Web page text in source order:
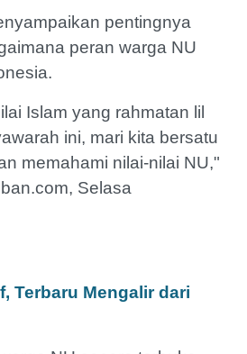
pentingnya
peran warga NU
Islam yang rahmatan lil
ini, mari kita bersatu
memahami nilai-nilai NU,"
Selasa
Terbaru Mengalir dari